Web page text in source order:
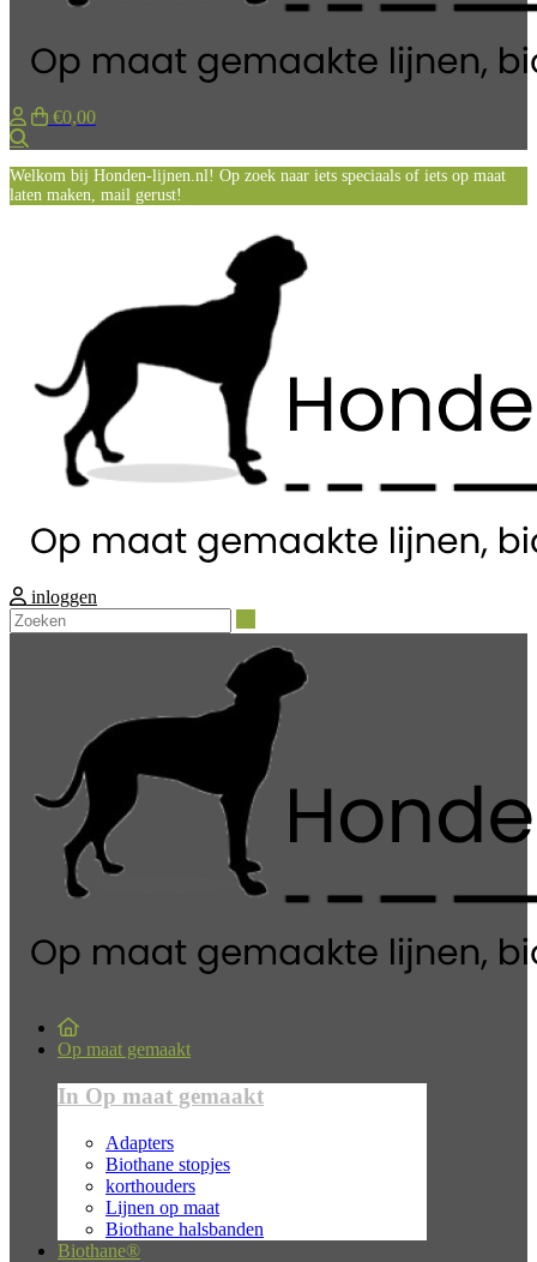
€0,00
Welkom bij Honden-lijnen.nl! Op zoek naar iets speciaals of iets op maat
laten maken, mail gerust!
inloggen
Op maat gemaakt
In Op maat gemaakt
Adapters
Biothane stopjes
korthouders
Lijnen op maat
Biothane halsbanden
Biothane®